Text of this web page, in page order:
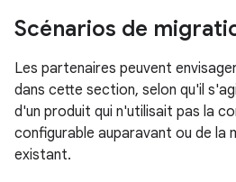
Scénarios de
Les partenaires peuvent
dans cette section, selon qu'il
d'un produit qui n'utilisait pas la
configurable auparavant ou de la
existant.